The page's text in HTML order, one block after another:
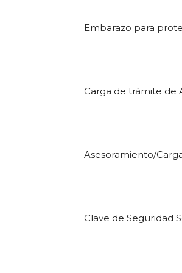
Embarazo para
Carga de trámite de
Asesoramiento/
Clave de Seguridad